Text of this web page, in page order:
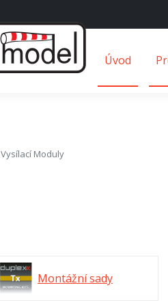
Úvod
Vysílací Moduly
Montážní sady